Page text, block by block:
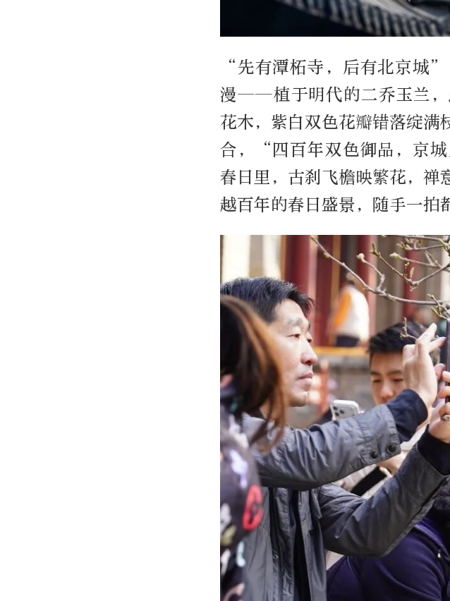
“先有潭柘寺，后有北京城
漫——植于明代的二乔玉兰，
花木，紫白双色花瓣错落绽满
合，“四百年双色御品，京
春日里，古刹飞檐映繁花，禅
越百年的春日盛景，随手一拍